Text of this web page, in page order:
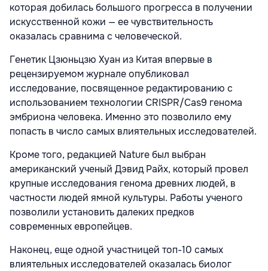
которая добилась большого прогресса в получении
искусственной кожи — ее чувствительность
оказалась сравнима с человеческой.
Генетик Цзюньцзю Хуан из Китая впервые в
рецензируемом журнале опубликовал
исследование, посвященное редактированию с
использованием технологии CRISPR/Cas9 генома
эмбриона человека. Именно это позволило ему
попасть в число самых влиятельных исследователей.
Кроме того, редакцией Nature был выбран
американский ученый Дэвид Райх, который провел
крупные исследования генома древних людей, в
частности людей ямной культуры. Работы ученого
позволили установить далеких предков
современных европейцев.
Наконец, еще одной участницей топ-10 самых
влиятельных исследователей оказалась биолог